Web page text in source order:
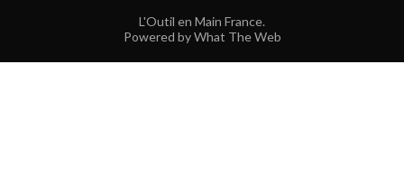
L'Outil en Main France.
Powered by What The Web